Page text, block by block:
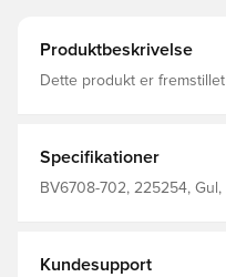
Produktbeskrivelse
Dette produkt er
på ryggen tilføjer
Regular fit Fremstillet i 100% polyester. Denne overdel
kommer med Unisport i
Specifikationer
BV6708-702, 225254,
Kundesupport